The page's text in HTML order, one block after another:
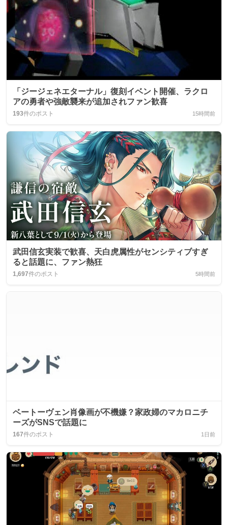
「ジージェネエターナル」復刻イベント開催、ラクロ
アの勇者や強敵襲来が追加されファン歓喜
193件のポスト 15時間前
武田信玄実装で歓喜、天白虎属性がセンシティブすぎ
ると話題に、ファン熱狂
1,697件のポスト 5時間前
ベートーヴェン肖像画が不機嫌？家政婦のマカロニチ
ーズがSNSで話題に
167件のポスト 1日前